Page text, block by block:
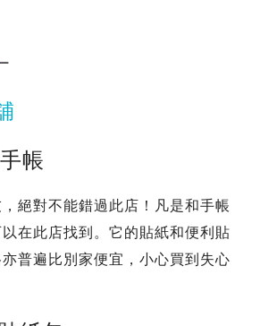
帳
絕對不能錯過此店！凡是和手帳
在此店找到。它的貼紙和便利貼
普遍比別家便宜，小心買到失心